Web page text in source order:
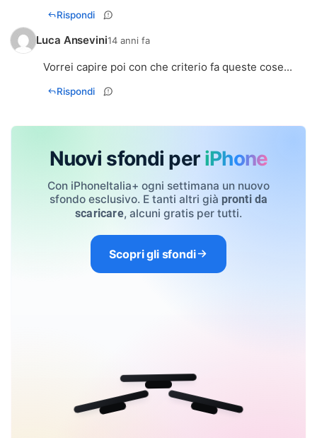
Rispondi
Luca Ansevini14 anni fa
Vorrei capire poi con che criterio fa queste cose...
Rispondi
Nuovi sfondi per iPhone
Con iPhoneItalia+ ogni settimana un nuovo
sfondo esclusivo. E tanti altri già pronti da
scaricare, alcuni gratis per tutti.
Scopri gli sfondi